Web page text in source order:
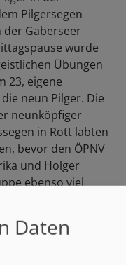
Pilgersegen
der Gaberseer
wurde
Übungen
23, eigene
neun Pilger. Die
neunköpfiger
in Rott labten
bevor den ÖPNV
und Holger
ebenso viel
Vorbereitung der
wird folgen!
Daten